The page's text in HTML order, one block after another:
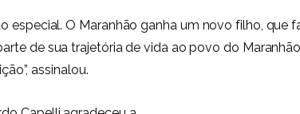
especial. O Maranhão ganha um novo filho, que
de sua trajetória de vida ao povo do
assinalou.